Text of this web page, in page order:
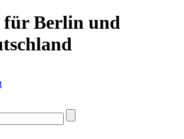
für Berlin und